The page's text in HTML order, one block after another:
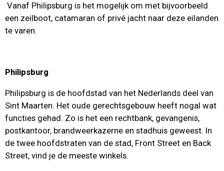
Vanaf Philipsburg is het mogelijk om met bijvoorbeeld
een zeilboot, catamaran of privé jacht naar deze eilanden
te varen.
Philipsburg
Philipsburg is de hoofdstad van het Nederlands deel van
Sint Maarten. Het oude gerechtsgebouw heeft nogal wat
functies gehad. Zo is het een rechtbank, gevangenis,
postkantoor, brandweerkazerne en stadhuis geweest. In
de twee hoofdstraten van de stad, Front Street en Back
Street, vind je de meeste winkels.